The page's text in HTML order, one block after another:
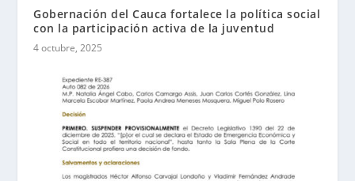
Gobernación del Cauca fortalece la política social
con la participación activa de la juventud
4 octubre, 2025